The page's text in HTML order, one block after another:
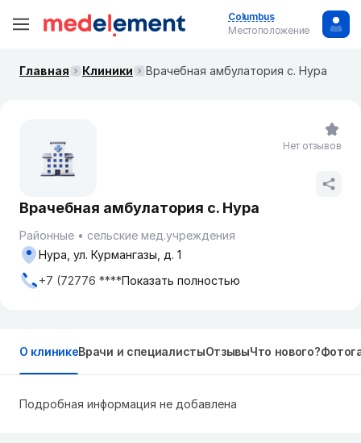
Columbus
Местоположение
Главная Клиники Врачебная амбулатория с. Нура
Врачебная амбулатория с. Нура
Районные
сельские мед.учреждения
Нура, ул. Курмангазы, д. 1
+7 (72776 ****Показать полностью
Нет отзывов
О клиникеВрачи и специалистыОтзывыЧто нового?
Подробная информация не добавлена